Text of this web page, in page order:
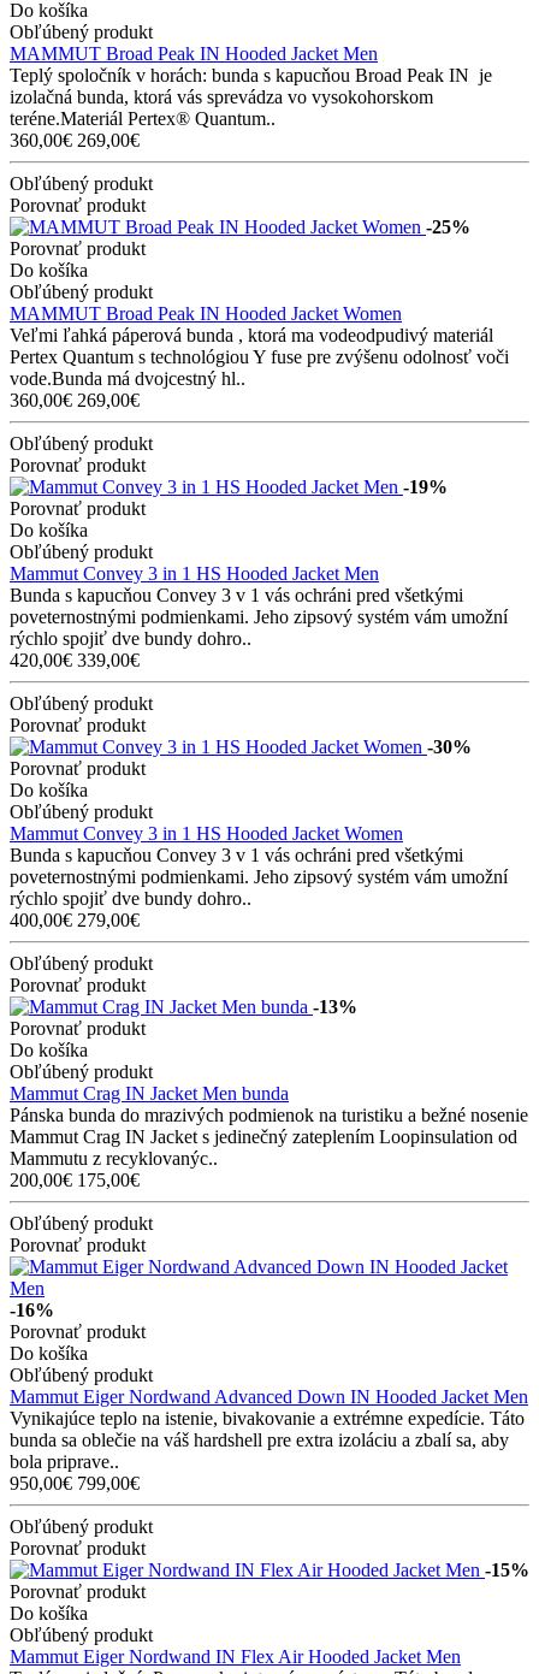
Do košíka
Obľúbený produkt
MAMMUT Broad Peak IN Hooded Jacket Men
Teplý spoločník v horách: bunda s kapucňou Broad Peak IN je
izolačná bunda, ktorá vás sprevádza vo vysokohorskom
teréne.Materiál Pertex® Quantum..
360,00€ 269,00€
Obľúbený produkt
Porovnať produkt
-25%
Porovnať produkt
Do košíka
Obľúbený produkt
MAMMUT Broad Peak IN Hooded Jacket Women
Veľmi ľahká páperová bunda , ktorá ma vodeodpudivý materiál
Pertex Quantum s technológiou Y fuse pre zvýšenu odolnosť voči
vode.Bunda má dvojcestný hl..
360,00€ 269,00€
Obľúbený produkt
Porovnať produkt
-19%
Porovnať produkt
Do košíka
Obľúbený produkt
Mammut Convey 3 in 1 HS Hooded Jacket Men
Bunda s kapucňou Convey 3 v 1 vás ochráni pred všetkými
poveternostnými podmienkami. Jeho zipsový systém vám umožní
rýchlo spojiť dve bundy dohro..
420,00€ 339,00€
Obľúbený produkt
Porovnať produkt
-30%
Porovnať produkt
Do košíka
Obľúbený produkt
Mammut Convey 3 in 1 HS Hooded Jacket Women
Bunda s kapucňou Convey 3 v 1 vás ochráni pred všetkými
poveternostnými podmienkami. Jeho zipsový systém vám umožní
rýchlo spojiť dve bundy dohro..
400,00€ 279,00€
Obľúbený produkt
Porovnať produkt
-13%
Porovnať produkt
Do košíka
Obľúbený produkt
Mammut Crag IN Jacket Men bunda
Pánska bunda do mrazivých podmienok na turistiku a bežné nosenie
Mammut Crag IN Jacket s jedinečný zateplením Loopinsulation od
Mammutu z recyklovanýc..
200,00€ 175,00€
Obľúbený produkt
Porovnať produkt
-16%
Porovnať produkt
Do košíka
Obľúbený produkt
Mammut Eiger Nordwand Advanced Down IN Hooded Jacket Men
Vynikajúce teplo na istenie, bivakovanie a extrémne expedície. Táto
bunda sa oblečie na váš hardshell pre extra izoláciu a zbalí sa, aby
bola priprave..
950,00€ 799,00€
Obľúbený produkt
Porovnať produkt
-15%
Porovnať produkt
Do košíka
Obľúbený produkt
Mammut Eiger Nordwand IN Flex Air Hooded Jacket Men